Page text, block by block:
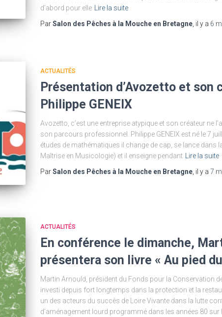
d’abord pour elle
Lire la suite
ParSalon des Pêches à la Mouche en Bretagne, il y a 6
ACTUALITÉS
Présentation d’Avozetto et son
Philippe GENEIX
Avozetto, c’est une entreprise atypique et son créateur ne
son parcours professionnel. Philippe GENEIX est né le 7
études de mathématiques il change de cap, se lance dans
Maîtrise en Musicologie) et il enseigne pendant
Lire la suite
ParSalon des Pêches à la Mouche en Bretagne, il y a 7
ACTUALITÉS
En conférence le dimanche,
présentera son livre « Au pied
Martin Arnould, président du Fonds pour la Conservation
investi depuis fort longtemps dans la protection et la
un des acteurs du succès de Loire Vivante dans la lutte
d’aménagement lourd programmé dans les années 80 sur